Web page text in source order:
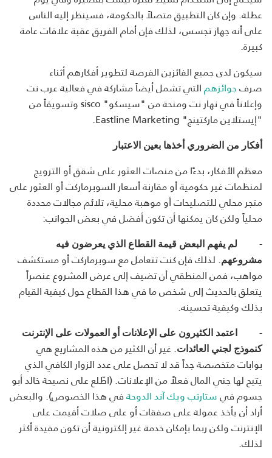
عطلة. وإن كان التطبيق متصلاً بالحكومة، فسينظر إليه الناس
على أنه جهاز تجسس، لذلك فإن أمام الفريق عقبة علاقات عامة
كبيرة.
سيكون لدى جميع الفائزين الفرصة لتطوير أفكارهم أثناء
صرفجوائزهمالتي تشمل أيضاً مشاركة في فعالية عرب نت
وإعلاناً في نهار نت ومنحة من "سيسكو" sisco وتسويقاً من
"إيستلاين ماركتينج" Eastline Marketing.
أفكار من الضروري أخذها بعين الاعتبار
معظم الأفكار، بدءًا من منصات العثور على شقق أو الترويج
لمنظمات غير حكومية أو مقارنة أسعار السوبرماركت أو العثور على
متجر محلي للتصليحات أو موهبة محلية، تلائم مجالات محددة
محلياً ولكن كان يمكنها أن تكون أفضل في بعض الجوانب:
-
لم يفهم البعض قيمة القطاع الذي يعرضون فيه
مشروعهم. لذلك فإن كنت تتعامل مع سوبرماركت أو مستكشف
مواهب، فمن المنطقي أن تضيف إلى عرض المشروع عنصراً
يتعلق بالحديث إلى شخص ما في هذا القطاع حول كيفية القيام
بذلك وكيفية تحسينه.
-
اعتمد الكثيرون على الإعلانات أو العمولات على الإنترنت
كنموذج لجني العائدات. غير أن الكثير من هذه المشاريع هي
بوابات متخصصة جداً قد لا تحصل على عدد الزوار الكافي الذي
يتيح لها جني المال فعلاً من الإعلانات. (اطّلع على نصيحة خالد أبو
جسوم فيستارتب ويك آند الدوحةفي هذا الخصوص). والبعض
أراد أن يأخذ عمولة على صفقات أو على صلات أقيمت على
الإنترنت ولكن ربما بإمكان خدمة غير إلكترونية أن تكون مفيدة أكثر
لذلك.